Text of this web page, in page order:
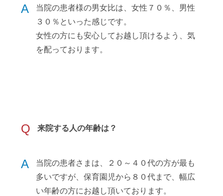
A
当院の患者様の男女比は、女性７０％、男性
３０％といった感じです。
女性の方にも安心してお越し頂けるよう、気
を配っております。
Q 来院する人の年齢は？
A
当院の患者さまは、２０～４０代の方が最も
多いですが、保育園児から８０代まで、幅広
い年齢の方にお越し頂いております。